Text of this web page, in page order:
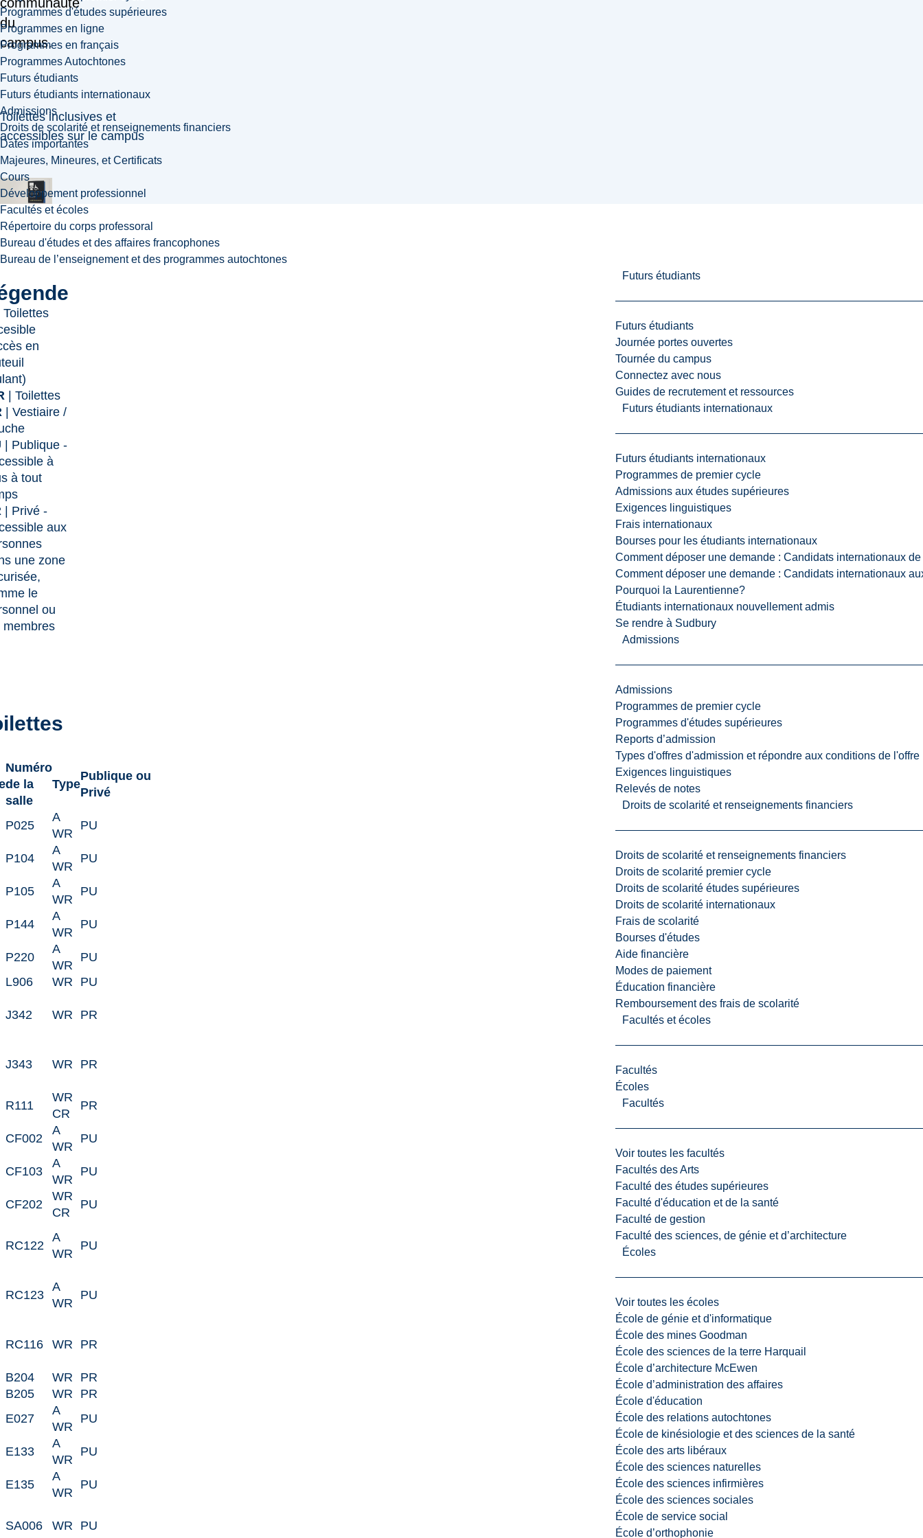
Programmes d'études supérieures
Programmes en ligne
Programmes en français
Programmes Autochtones
Futurs étudiants
Futurs étudiants internationaux
Admissions
Droits de scolarité et renseignements financiers
Dates importantes
Majeures, Mineures, et Certificats
Cours
Développement professionnel
Facultés et écoles
Répertoire du corps professoral
Bureau d'études et des affaires francophones
Bureau de l’enseignement et des programmes autochtones
Futurs étudiants
Futurs étudiants
Journée portes ouvertes
Tournée du campus
Connectez avec nous
Guides de recrutement et ressources
Futurs étudiants internationaux
Futurs étudiants internationaux
Programmes de premier cycle
Admissions aux études supérieures
Exigences linguistiques
Frais internationaux
Bourses pour les étudiants internationaux
Comment déposer une demande : Candidats internationaux
Comment déposer une demande : Candidats internationaux
Pourquoi la Laurentienne?
Étudiants internationaux nouvellement admis
Se rendre à Sudbury
Admissions
Admissions
Programmes de premier cycle
Programmes d'études supérieures
Reports d’admission
Types d'offres d'admission et répondre aux conditions de l'offre
Exigences linguistiques
Relevés de notes
Droits de scolarité et renseignements financiers
Droits de scolarité et renseignements financiers
Droits de scolarité premier cycle
Droits de scolarité études supérieures
Droits de scolarité internationaux
Frais de scolarité
Bourses d'études
Aide financière
Modes de paiement
Éducation financière
Remboursement des frais de scolarité
Facultés et écoles
Facultés
Écoles
Facultés
Voir toutes les facultés
Facultés des Arts
Faculté des études supérieures
Faculté d'éducation et de la santé
Faculté de gestion
Faculté des sciences, de génie et d’architecture
Écoles
Voir toutes les écoles
École de génie et d'informatique
École des mines Goodman
École des sciences de la terre Harquail
École d’architecture McEwen
École d’administration des affaires
École d'éducation
École des relations autochtones
École de kinésiologie et des sciences de la santé
École des arts libéraux
École des sciences naturelles
École des sciences infirmières
École des sciences sociales
École de service social
École d’orthophonie
du
campus.
Toilettes inclusives et
accessibles sur le campus
en
| Toilettes
| Vestiaire /
| Publique -
à
à tout
| Privé -
aux
une zone
le
ou
membres
Numéro
de la
salle
Type
Publique ou
Privé
P025
A
WR
PU
P104
A
WR
PU
P105
A
WR
PU
P144
A
WR
PU
P220
A
WR
PU
L906
WR PU
J342 WR PR
J343 WR PR
R111
WR
CR
PR
CF002
A
WR
PU
CF103
A
WR
PU
CF202
WR
CR
PU
RC122
A
WR
PU
RC123
A
WR
PU
RC116 WR PR
B204 WR
PR
B205
WR
PR
E027
A
WR
PU
E133
A
WR
PU
E135
A
WR
PU
SA006 WR PU